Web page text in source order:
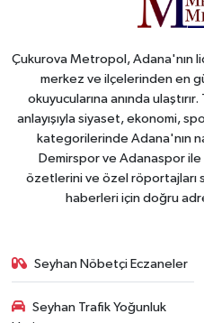
Çukurova Metropol, Adana'nın
merkez ve ilçelerinden en
okuyucularına anında
anlayışıyla siyaset, ekonomi,
kategorilerinde Adana'nın
Demirspor ve Adanaspor
özetlerini ve özel röportajları
haberleri için doğru
Seyhan Nöbetçi Eczaneler
Seyhan Trafik Yoğunluk